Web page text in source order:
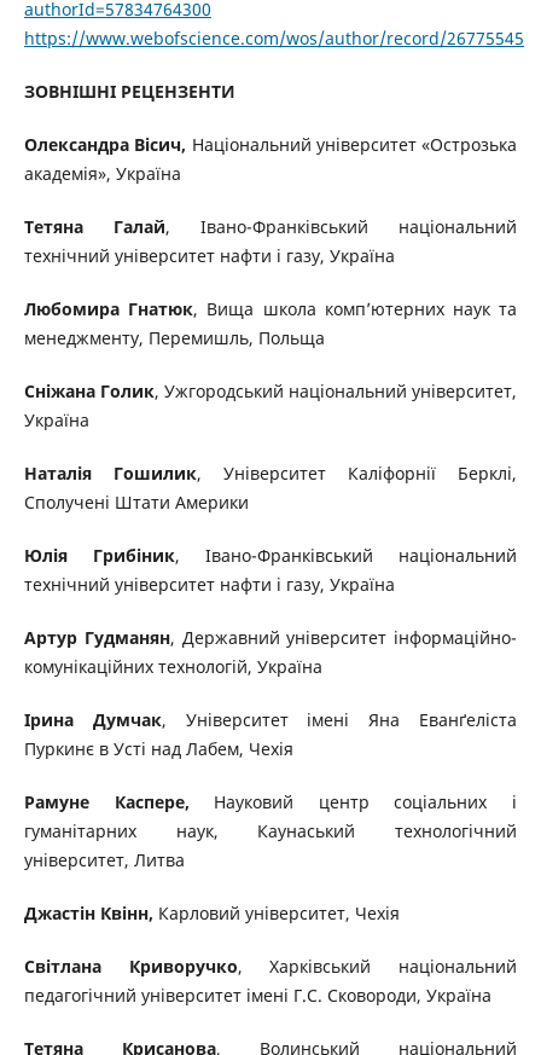
authorId=57834764300
https://www.webofscience.com/wos/author/record/26775545
ЗОВНІШНІ РЕЦЕНЗЕНТИ
Олександра Вісич, Національний університет «Острозька
академія», Україна
Тетяна Галай, Івано-Франківський національний
технічний університет нафти і газу, Україна
Любомира Гнатюк, Вища школа комп’ютерних наук та
менеджменту, Перемишль, Польща
Сніжана Голик, Ужгородський національний університет,
Україна
Наталія Гошилик, Університет Каліфорнії Берклі,
Сполучені Штати Америки
Юлія Грибіник, Івано-Франківський національний
технічний університет нафти і газу, Україна
Артур Гудманян, Державний університет інформаційно-
комунікаційних технологій, Україна
Ірина Думчак, Університет імені Яна Еванґеліста
Пуркинє в Усті над Лабем, Чехія
Рамуне Каспере, Науковий центр соціальних і
гуманітарних наук, Каунаський технологічний
університет, Литва
Джастін Квінн, Карловий університет, Чехія
Світлана Криворучко, Харківський національний
педагогічний університет імені Г.С. Сковороди, Україна
Тетяна Крисанова, Волинський національний